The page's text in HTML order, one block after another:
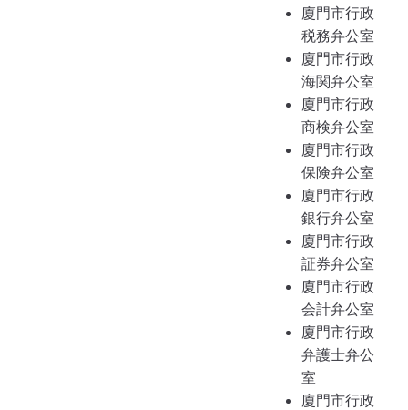
廈門市行政
税務弁公室
廈門市行政
海関弁公室
廈門市行政
商検弁公室
廈門市行政
保険弁公室
廈門市行政
銀行弁公室
廈門市行政
証券弁公室
廈門市行政
会計弁公室
廈門市行政
弁護士弁公
室
廈門市行政